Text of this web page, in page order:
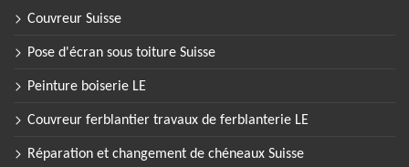
Couvreur Suisse
Pose d'écran sous toiture Suisse
Peinture boiserie LE
Couvreur ferblantier travaux de ferblanterie LE
Réparation et changement de chéneaux Suisse